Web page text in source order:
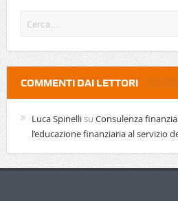
COMMENTI DAI LETTORI
Luca Spinellisu Consulenza
l’educazione finanziaria al servizio